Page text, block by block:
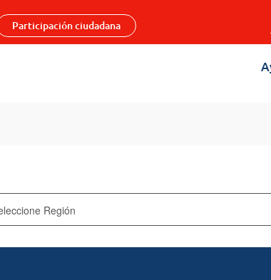
Participación ciudadana